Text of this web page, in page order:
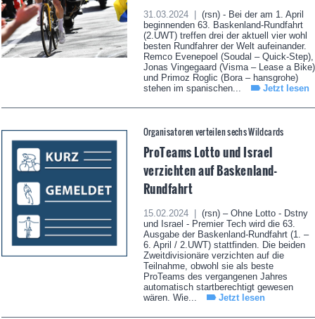
31.03.2024 |
(rsn) - Bei der am 1. April
beginnenden 63. Baskenland-Rundfahrt
(2.UWT) treffen drei der aktuell vier wohl
besten Rundfahrer der Welt aufeinander.
Remco Evenepoel (Soudal – Quick-Step),
Jonas Vingegaard (Visma – Lease a Bike)
und Primoz Roglic (Bora – hansgrohe)
stehen im spanischen...
Jetzt lesen
Organisatoren verteilen sechs Wildcards
ProTeams Lotto und Israel
verzichten auf Baskenland-
Rundfahrt
15.02.2024 |
(rsn) – Ohne Lotto - Dstny
und Israel - Premier Tech wird die 63.
Ausgabe der Baskenland-Rundfahrt (1. –
6. April / 2.UWT) stattfinden. Die beiden
Zweitdivisionäre verzichten auf die
Teilnahme, obwohl sie als beste
ProTeams des vergangenen Jahres
automatisch startberechtigt gewesen
wären. Wie...
Jetzt lesen